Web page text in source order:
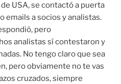
USA, se contactó a puerta
emails a socios y analistas.
pero
analistas sí contestaron y
No tengo claro que sea
pero obviamente no te vas
cruzados, siempre